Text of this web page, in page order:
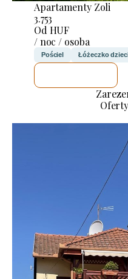
Apartamenty Zoli
3.753
Od HUF
/ noc / osoba
Pościel Łóżeczko